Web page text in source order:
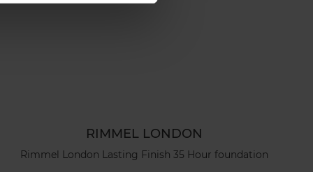
RIMMEL LONDON
Rimmel London Lasting Finish 35 Hour foundation